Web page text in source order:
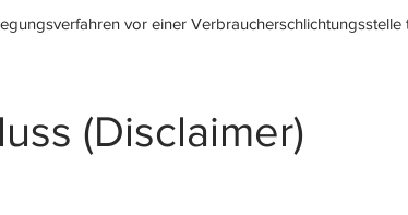
vor einer Verbraucherschlichtungsstelle
(Disclaimer)